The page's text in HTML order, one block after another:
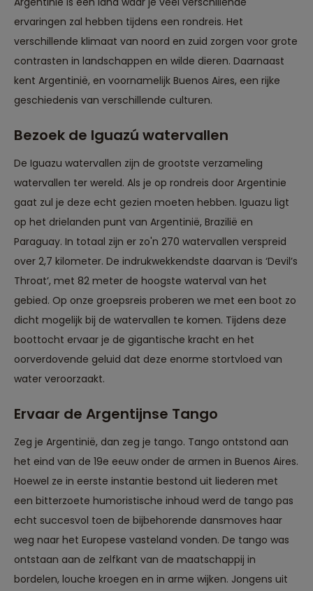
ervaringen zal hebben tijdens een rondreis. Het
verschillende klimaat van noord en zuid zorgen voor grote
contrasten in landschappen en wilde dieren. Daarnaast
kent Argentinië, en voornamelijk Buenos Aires, een rijke
geschiedenis van verschillende culturen.
Bezoek de Iguazú watervallen
De Iguazu watervallen zijn de grootste verzameling
watervallen ter wereld. Als je op rondreis door Argentinie
gaat zul je deze echt gezien moeten hebben. Iguazu ligt
op het drielanden punt van Argentinië, Brazilië en
Paraguay. In totaal zijn er zo'n 270 watervallen verspreid
over 2,7 kilometer. De indrukwekkendste daarvan is ‘Devil’s
Throat’, met 82 meter de hoogste waterval van het
gebied. Op onze groepsreis proberen we met een boot zo
dicht mogelijk bij de watervallen te komen. Tijdens deze
boottocht ervaar je de gigantische kracht en het
oorverdovende geluid dat deze enorme stortvloed van
water veroorzaakt.
Ervaar de Argentijnse Tango
Zeg je Argentinië, dan zeg je tango. Tango ontstond aan
het eind van de 19e eeuw onder de armen in Buenos Aires.
Hoewel ze in eerste instantie bestond uit liederen met
een bitterzoete humoristische inhoud werd de tango pas
echt succesvol toen de bijbehorende dansmoves haar
weg naar het Europese vasteland vonden. De tango was
ontstaan aan de zelfkant van de maatschappij in
bordelen, louche kroegen en in arme wijken. Jongens uit